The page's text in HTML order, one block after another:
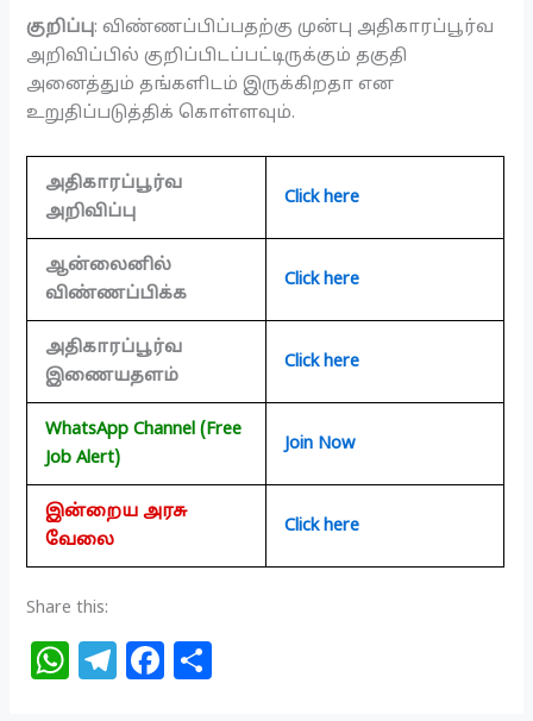
குறிப்பு: விண்ணப்பிப்பதற்கு முன்பு அதிகாரப்பூர்வ
அறிவிப்பில் குறிப்பிடப்பட்டிருக்கும் தகுதி
அனைத்தும் தங்களிடம் இருக்கிறதா என
உறுதிப்படுத்திக் கொள்ளவும்.
அதிகாரப்பூர்வ
அறிவிப்பு
Click here
ஆன்லைனில்
விண்ணப்பிக்க
Click here
அதிகாரப்பூர்வ
இணையதளம்
Click here
WhatsApp Channel (Free
Job Alert)
Join Now
இன்றைய அரசு
வேலை
Click here
Share this:
W T
F